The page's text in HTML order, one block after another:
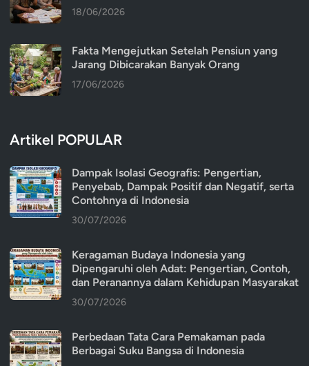
18/06/2026
Fakta Mengejutkan Setelah Pensiun yang
Jarang Dibicarakan Banyak Orang
17/06/2026
Artikel POPULAR
Dampak Isolasi Geografis: Pengertian,
Penyebab, Dampak Positif dan Negatif, serta
Contohnya di Indonesia
30/07/2026
Keragaman Budaya Indonesia yang
Dipengaruhi oleh Adat: Pengertian, Contoh,
dan Peranannya dalam Kehidupan Masyarakat
30/07/2026
Perbedaan Tata Cara Pemakaman pada
Berbagai Suku Bangsa di Indonesia